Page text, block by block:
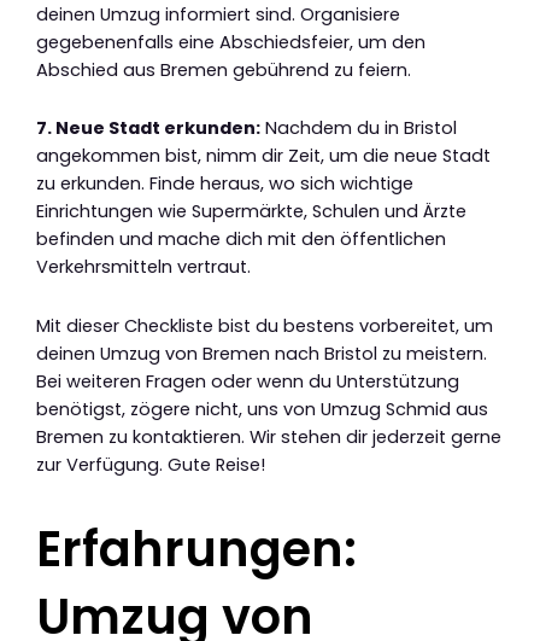
deinen Umzug informiert sind. Organisiere
gegebenenfalls eine Abschiedsfeier, um den
Abschied aus Bremen gebührend zu feiern.
7. Neue Stadt erkunden: Nachdem du in Bristol
angekommen bist, nimm dir Zeit, um die neue Stadt
zu erkunden. Finde heraus, wo sich wichtige
Einrichtungen wie Supermärkte, Schulen und Ärzte
befinden und mache dich mit den öffentlichen
Verkehrsmitteln vertraut.
Mit dieser Checkliste bist du bestens vorbereitet, um
deinen Umzug von Bremen nach Bristol zu meistern.
Bei weiteren Fragen oder wenn du Unterstützung
benötigst, zögere nicht, uns von Umzug Schmid aus
Bremen zu kontaktieren. Wir stehen dir jederzeit gerne
zur Verfügung. Gute Reise!
Erfahrungen:
Umzug von